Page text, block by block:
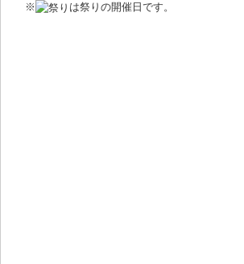
※
は祭りの開催日です。